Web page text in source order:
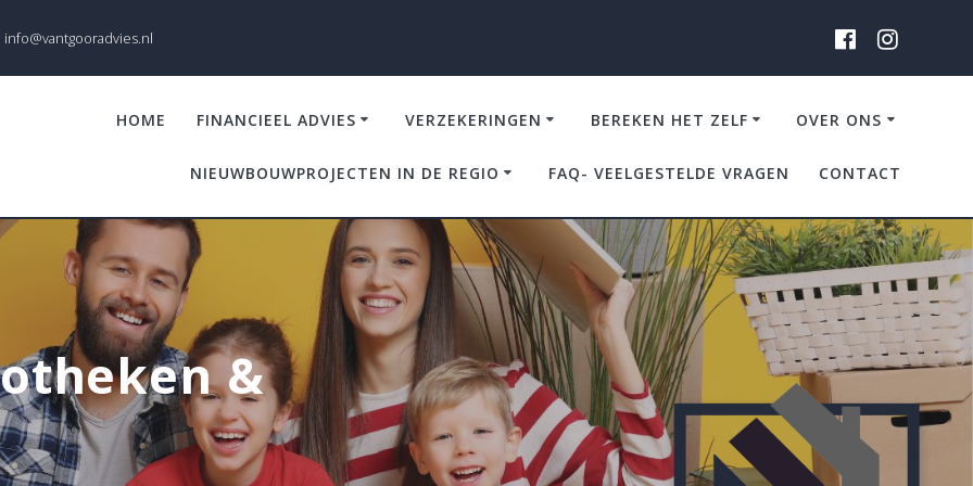
info@vantgooradvies.nl
HOME FINANCIEEL ADVIES VERZEKERINGEN BEREKEN HET ZELF OVER ONS
NIEUWBOUWPROJECTEN IN DE REGIO FAQ- VEELGESTELDE VRAGEN CONTACT
&